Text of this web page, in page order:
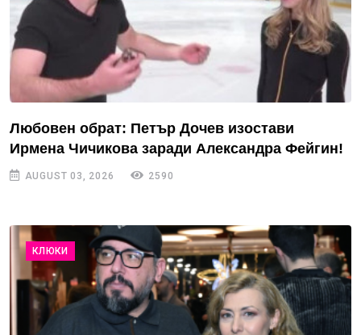
Любовен обрат: Петър Дочев изостави
Ирмена Чичикова заради Александра Фейгин!
AUGUST 03, 2026 2590
КЛЮКИ